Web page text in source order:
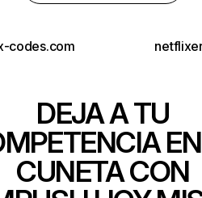
codes.com
DEJA A TU
CUNETA CON